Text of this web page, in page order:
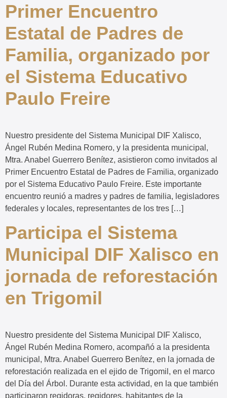
Primer Encuentro
Estatal de Padres de
Familia, organizado por
el Sistema Educativo
Paulo Freire
Nuestro presidente del Sistema Municipal DIF Xalisco,
Ángel Rubén Medina Romero, y la presidenta municipal,
Mtra. Anabel Guerrero Benítez, asistieron como invitados al
Primer Encuentro Estatal de Padres de Familia, organizado
por el Sistema Educativo Paulo Freire. Este importante
encuentro reunió a madres y padres de familia, legisladores
federales y locales, representantes de los tres […]
Participa el Sistema
Municipal DIF Xalisco en
jornada de reforestación
en Trigomil
Nuestro presidente del Sistema Municipal DIF Xalisco,
Ángel Rubén Medina Romero, acompañó a la presidenta
municipal, Mtra. Anabel Guerrero Benítez, en la jornada de
reforestación realizada en el ejido de Trigomil, en el marco
del Día del Árbol. Durante esta actividad, en la que también
participaron regidoras, regidores, habitantes de la